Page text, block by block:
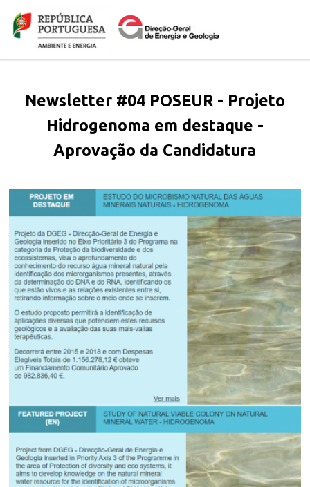
para
conteúdo
Newsletter #04 POSEUR - Projeto
Hidrogenoma em destaque -
Aprovação da Candidatura